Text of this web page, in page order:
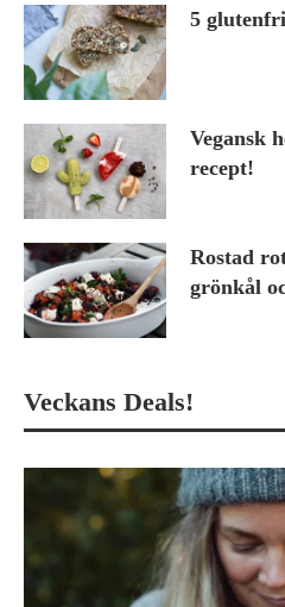
5
Vegansk
recept!
Rostad
grönkål
Veckans Deals!